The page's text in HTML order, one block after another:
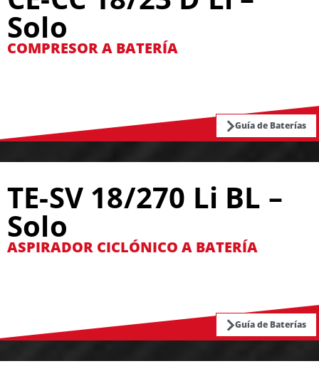
Solo
COMPRESOR A BATERÍA
Guía de Baterías
TE-SV 18/270 Li BL –
Solo
ASPIRADOR CICLÓNICO A BATERÍA
Guía de Baterías